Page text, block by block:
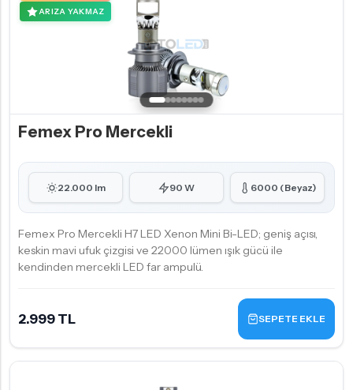
ARIZA YAKMAZ
Femex Pro Mercekli
22.000 lm 90 W 6000 (Beyaz)
Femex Pro Mercekli H7 LED Xenon Mini Bi-LED; geniş açısı,
keskin mavi ufuk çizgisi ve 22000 lümen ışık gücü ile
kendinden mercekli LED far ampulü.
2.999 TL SEPETE EKLE